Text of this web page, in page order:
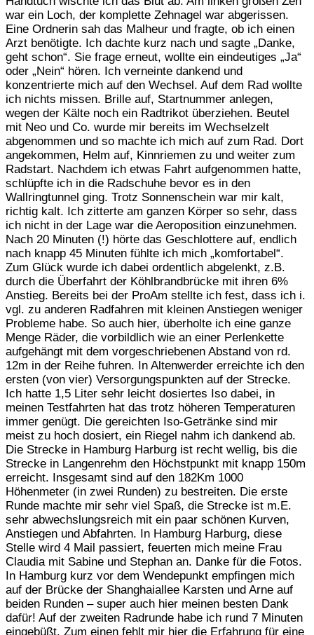
war ein Loch, der komplette Zehnagel war abgerissen.
Eine Ordnerin sah das Malheur und fragte, ob ich einen
Arzt benötigte. Ich dachte kurz nach und sagte „Danke,
geht schon“. Sie frage erneut, wollte ein eindeutiges „Ja“
oder „Nein“ hören. Ich verneinte dankend und
konzentrierte mich auf den Wechsel. Auf dem Rad wollte
ich nichts missen. Brille auf, Startnummer anlegen,
wegen der Kälte noch ein Radtrikot überziehen. Beutel
mit Neo und Co. wurde mir bereits im Wechselzelt
abgenommen und so machte ich mich auf zum Rad. Dort
angekommen, Helm auf, Kinnriemen zu und weiter zum
Radstart. Nachdem ich etwas Fahrt aufgenommen hatte,
schlüpfte ich in die Radschuhe bevor es in den
Wallringtunnel ging. Trotz Sonnenschein war mir kalt,
richtig kalt. Ich zitterte am ganzen Körper so sehr, dass
ich nicht in der Lage war die Aeroposition einzunehmen.
Nach 20 Minuten (!) hörte das Geschlottere auf, endlich
nach knapp 45 Minuten fühlte ich mich „komfortabel“.
Zum Glück wurde ich dabei ordentlich abgelenkt, z.B.
durch die Überfahrt der Köhlbrandbrücke mit ihren 6%
Anstieg. Bereits bei der ProAm stellte ich fest, dass ich i.
vgl. zu anderen Radfahren mit kleinen Anstiegen weniger
Probleme habe. So auch hier, überholte ich eine ganze
Menge Räder, die vorbildlich wie an einer Perlenkette
aufgehängt mit dem vorgeschriebenen Abstand von rd.
12m in der Reihe fuhren. In Altenwerder erreichte ich den
ersten (von vier) Versorgungspunkten auf der Strecke.
Ich hatte 1,5 Liter sehr leicht dosiertes Iso dabei, in
meinen Testfahrten hat das trotz höheren Temperaturen
immer genügt. Die gereichten Iso-Getränke sind mir
meist zu hoch dosiert, ein Riegel nahm ich dankend ab.
Die Strecke in Hamburg Harburg ist recht wellig, bis die
Strecke in Langenrehm den Höchstpunkt mit knapp 150m
erreicht. Insgesamt sind auf den 182Km 1000
Höhenmeter (in zwei Runden) zu bestreiten. Die erste
Runde machte mir sehr viel Spaß, die Strecke ist m.E.
sehr abwechslungsreich mit ein paar schönen Kurven,
Anstiegen und Abfahrten. In Hamburg Harburg, diese
Stelle wird 4 Mail passiert, feuerten mich meine Frau
Claudia mit Sabine und Stephan an. Danke für die Fotos.
In Hamburg kurz vor dem Wendepunkt empfingen mich
auf der Brücke der Shanghaiallee Karsten und Arne auf
beiden Runden – super auch hier meinen besten Dank
dafür! Auf der zweiten Radrunde habe ich rund 7 Minuten
eingebüßt. Zum einen fehlt mir hier die Erfahrung für eine